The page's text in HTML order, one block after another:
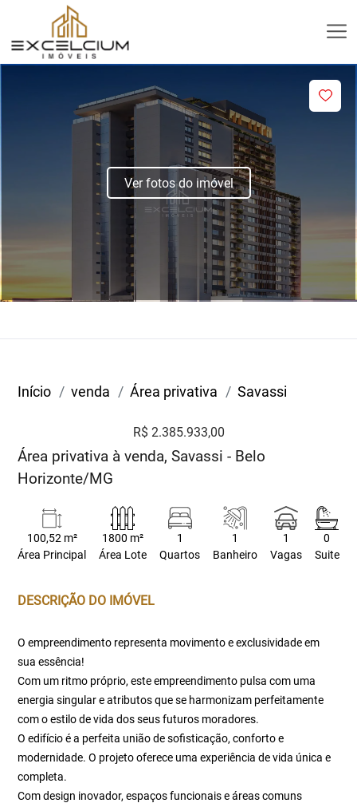
Ver fotos do imóvel
Início venda Área privativa Savassi
R$ 2.385.933,00
Área privativa à venda, Savassi - Belo
Horizonte/MG
100,52 m²
Área Principal
1800 m²
Área Lote
1
Quartos
1
Banheiro
1
Vagas
0
Suite
DESCRIÇÃO DO IMÓVEL
O empreendimento representa movimento e exclusividade em
sua essência!
Com um ritmo próprio, este empreendimento pulsa com uma
energia singular e atributos que se harmonizam perfeitamente
com o estilo de vida dos seus futuros moradores.
O edifício é a perfeita união de sofisticação, conforto e
modernidade. O projeto oferece uma experiência de vida única e
completa.
Com design inovador, espaços funcionais e áreas comuns